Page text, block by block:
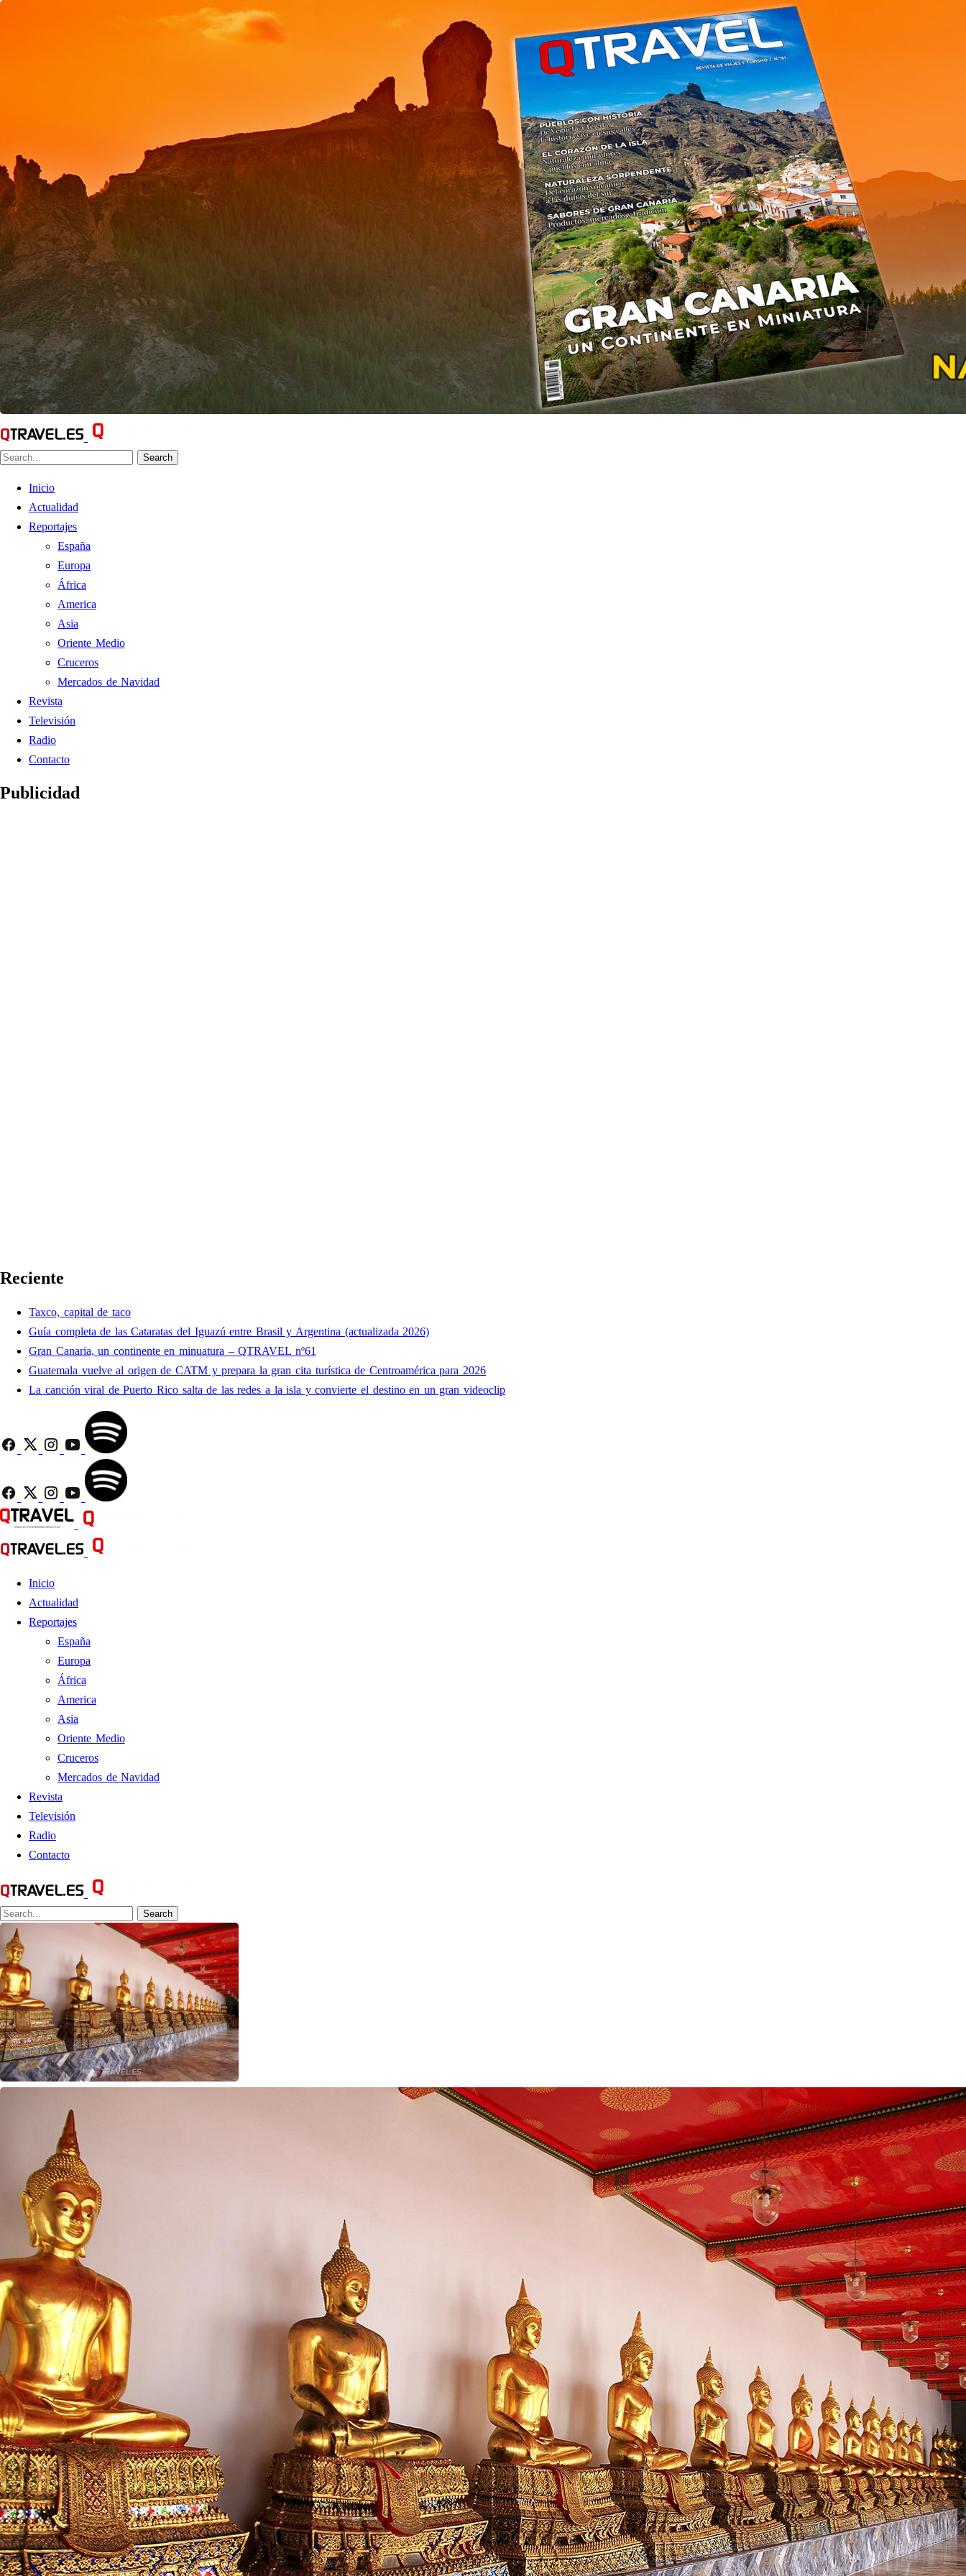
Search
Inicio
Actualidad
Reportajes
España
Europa
África
America
Asia
Oriente Medio
Cruceros
Mercados de Navidad
Revista
Televisión
Radio
Contacto
Publicidad
Reciente
Taxco, capital de taco
Guía completa de las Cataratas del Iguazú entre Brasil y Argentina (actualizada 2026)
Gran Canaria, un continente en minuatura – QTRAVEL nº61
Guatemala vuelve al origen de CATM y prepara la gran cita turística de Centroamérica para 2026
La canción viral de Puerto Rico salta de las redes a la isla y convierte el destino en un gran videoclip
Inicio
Actualidad
Reportajes
España
Europa
África
America
Asia
Oriente Medio
Cruceros
Mercados de Navidad
Revista
Televisión
Radio
Contacto
Search